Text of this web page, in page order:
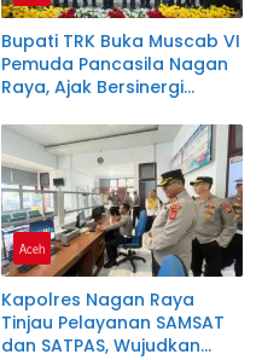
Bupati TRK Buka Muscab VI
Pemuda Pancasila Nagan
Raya, Ajak Bersinergi
Pembangunan Daerah
Aceh
Kapolres Nagan Raya
Tinjau Pelayanan SAMSAT
dan SATPAS, Wujudkan